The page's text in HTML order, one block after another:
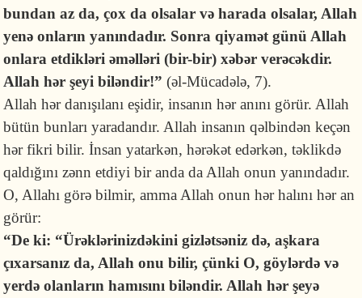
bundan az da, çox da olsalar və harada olsalar, Allah
yenə onların yanındadır. Sonra qiyamət günü Allah
onlara etdikləri əməlləri (bir-bir) xəbər verəcəkdir.
Allah hər şeyi biləndir!” (əl-Mücadələ, 7).
Allah hər danışılanı eşidir, insanın hər anını görür. Allah
bütün bunları yaradandır. Allah insanın qəlbindən keçən
hər fikri bilir. İnsan yatarkən, hərəkət edərkən, təklikdə
qaldığını zənn etdiyi bir anda da Allah onun yanındadır.
O, Allahı görə bilmir, amma Allah onun hər halını hər an
görür:
“De ki: “Ürəklərinizdəkini gizlətsəniz də, aşkara
çıxarsanız da, Allah onu bilir, çünki O, göylərdə və
yerdə olanların hamısını biləndir. Allah hər şeyə